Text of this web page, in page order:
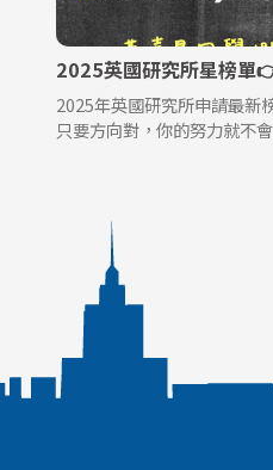
2025年英國研究所申請最新
只要方向對，你的努力就不